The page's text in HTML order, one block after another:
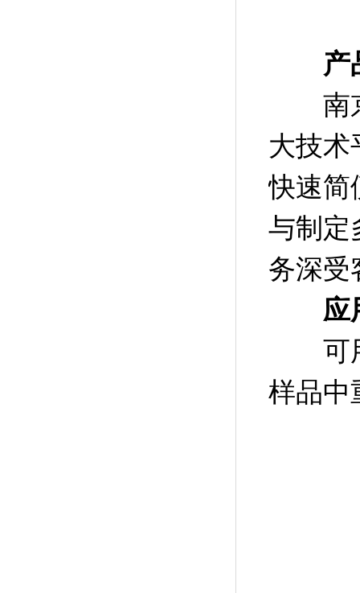
产
南京
大技术
快速简
与制定
务深受
应
可用
样品中